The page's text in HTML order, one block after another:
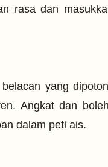
rasa dan
yang
Angkat dan
dalam peti ais.